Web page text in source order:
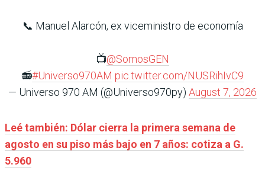
📞 Manuel Alarcón, ex viceministro de economía
📺@SomosGEN
📻#Universo970AM pic.twitter.com/NUSRihIvC9
— Universo 970 AM (@Universo970py) August 7, 2026
Leé también: Dólar cierra la primera semana de
agosto en su piso más bajo en 7 años: cotiza a G.
5.960